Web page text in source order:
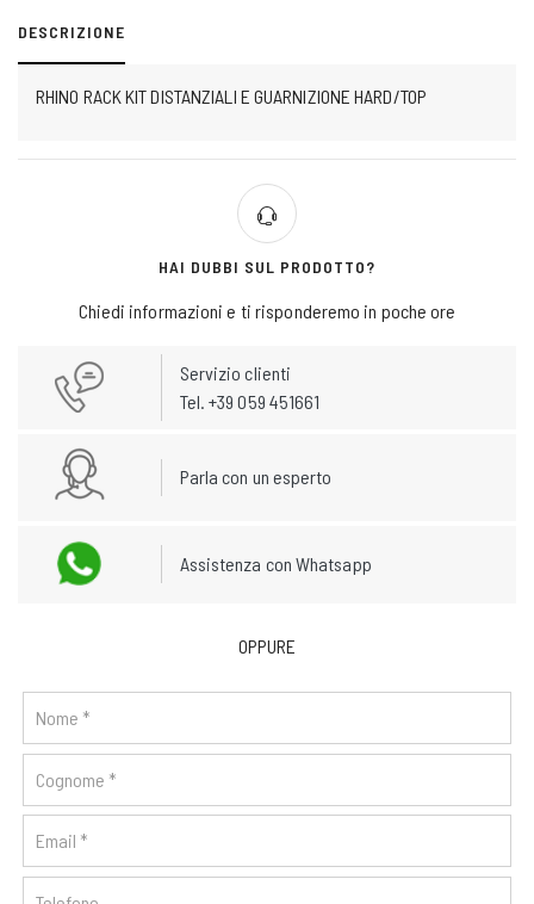
DESCRIZIONE
RHINO RACK KIT DISTANZIALI E GUARNIZIONE HARD/TOP
HAI DUBBI SUL PRODOTTO?
Chiedi informazioni e ti risponderemo in poche ore
Servizio clienti
Tel. +39 059 451661
Parla con un esperto
Assistenza con Whatsapp
OPPURE